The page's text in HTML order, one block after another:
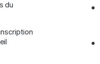
du